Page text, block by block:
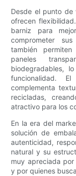
Desde el punto
ofrecen
barniz para
comprometer
también
paneles
biodegradables,
funcionalidad.
complementa
recicladas,
atractivo para los
En la era del
solución de
autenticidad,
natural y su
muy apreciada
y por quienes